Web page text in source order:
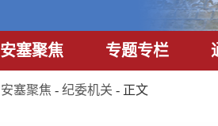
安塞聚焦 专题专栏
安塞聚焦 - 纪委机关 - 正文